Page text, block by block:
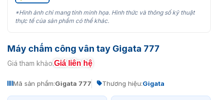
*Hình ảnh chỉ mang tính minh họa. Hình thức và thông số kỹ thuật
thực tế của sản phẩm có thể khác.
Máy chấm công vân tay Gigata 777
Giá tham khảo:Giá liên hệ
Mã sản phẩm:Gigata 777 Thương hiệu:Gigata